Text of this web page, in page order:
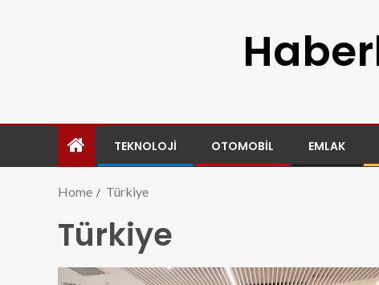
TEKNOLOJI OTOMOBIL EMLAK
Home Türkiye
Türkiye